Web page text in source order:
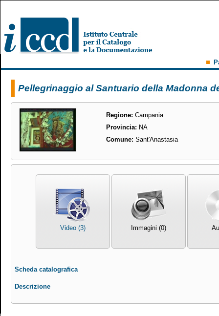
Pellegrinaggio al Santuario della Madonna
Regione: Campania
Provincia: NA
Comune: Sant'Anastasia
Video (3) Immagini (0)
Scheda catalografica
Descrizione